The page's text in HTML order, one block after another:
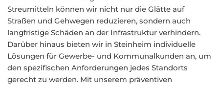
Streumitteln können wir nicht nur die Glätte auf
Straßen und Gehwegen reduzieren, sondern auch
langfristige Schäden an der Infrastruktur verhindern.
Darüber hinaus bieten wir in Steinheim individuelle
Lösungen für Gewerbe- und Kommunalkunden an, um
den spezifischen Anforderungen jedes Standorts
gerecht zu werden. Mit unserem präventiven